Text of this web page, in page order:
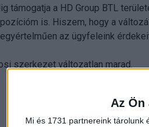
Az Ön
Mi és 1731 partnereink tárolunk
támogatja a HD Group BTL
is. Hiszem, hogy a
az ügyfeleink
szerkezet változatlan marad.